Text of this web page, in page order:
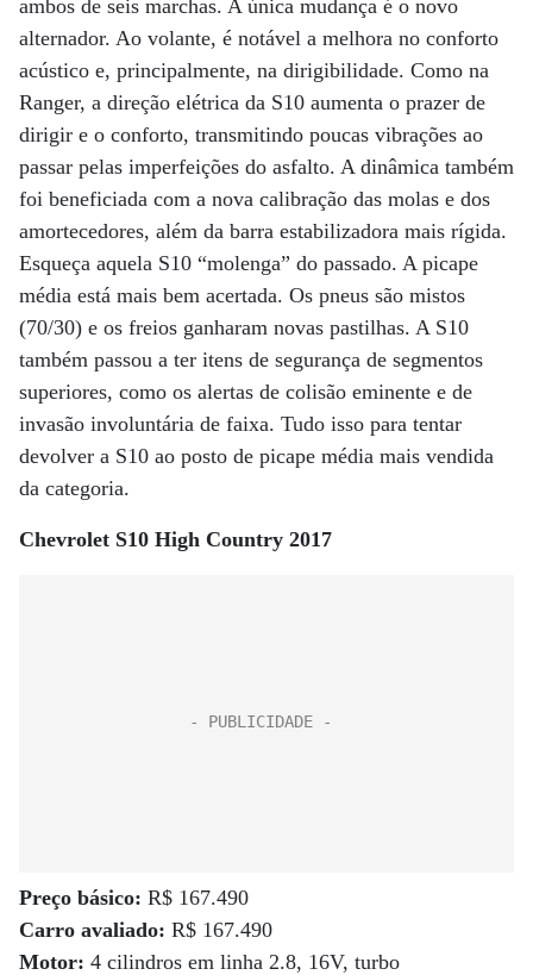
ambos de seis marchas. A única mudança é o novo
alternador. Ao volante, é notável a melhora no conforto
acústico e, principalmente, na dirigibilidade. Como na
Ranger, a direção elétrica da S10 aumenta o prazer de
dirigir e o conforto, transmitindo poucas vibrações ao
passar pelas imperfeições do asfalto. A dinâmica também
foi beneficiada com a nova calibração das molas e dos
amortecedores, além da barra estabilizadora mais rígida.
Esqueça aquela S10 “molenga” do passado. A picape
média está mais bem acertada. Os pneus são mistos
(70/30) e os freios ganharam novas pastilhas. A S10
também passou a ter itens de segurança de segmentos
superiores, como os alertas de colisão eminente e de
invasão involuntária de faixa. Tudo isso para tentar
devolver a S10 ao posto de picape média mais vendida
da categoria.
Chevrolet S10 High Country 2017
Preço básico: R$ 167.490
Carro avaliado: R$ 167.490
Motor: 4 cilindros em linha 2.8, 16V, turbo